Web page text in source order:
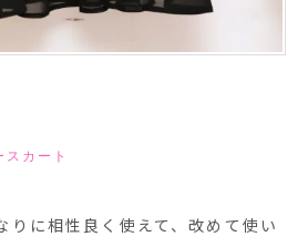
カート
りに相性良く使えて、改めて使い